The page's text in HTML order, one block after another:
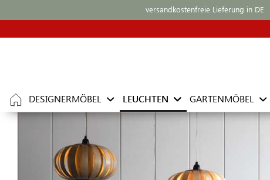
versandkostenfreie Lieferung in DE
DESIGNERMÖBEL LEUCHTEN GARTENMÖBEL